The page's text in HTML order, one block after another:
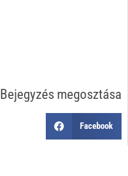
Bejegyzés megosztása
Facebook